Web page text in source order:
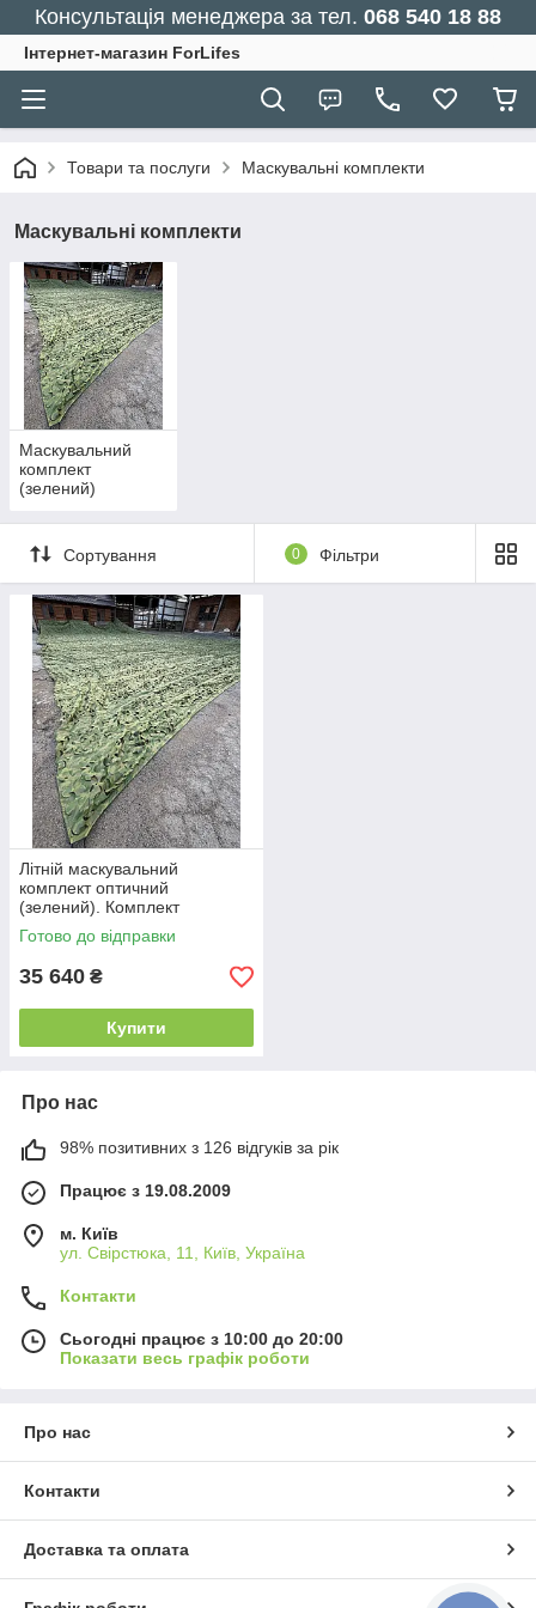
Консультація менеджера за тел. 068 540 18 88
Інтернет-магазин ForLifes
Товари та послуги Маскувальні комплекти
Маскувальні комплекти
Маскувальний
комплект
(зелений)
Сортування 0 Фільтри
Літній маскувальний
комплект оптичний
(зелений). Комплект
маскувальних сіток
Готово до відправки
35 640 ₴
Купити
Про нас
98% позитивних з 126 відгуків за рік
Працює з 19.08.2009
м. Київ
ул. Свірстюка, 11, Київ, Україна
Контакти
Сьогодні працює з 10:00 до 20:00
Показати весь графік роботи
Про нас
Контакти
Доставка та оплата